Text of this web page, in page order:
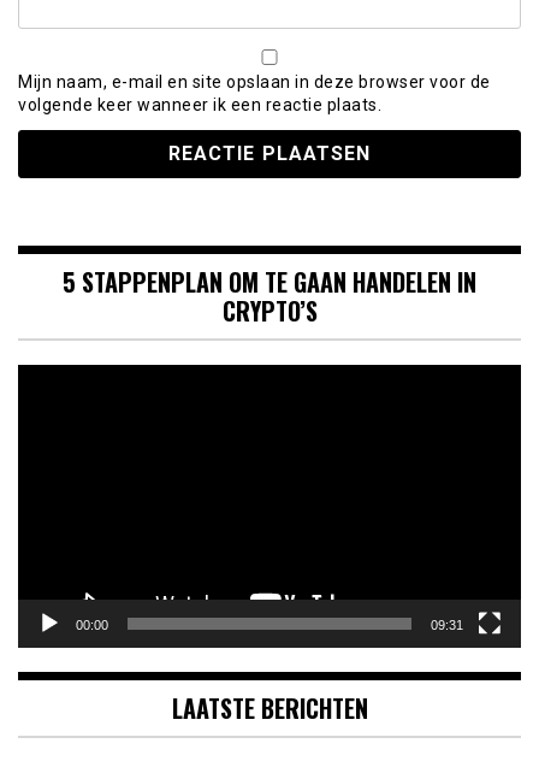
Mijn naam, e-mail en site opslaan in deze browser voor de
volgende keer wanneer ik een reactie plaats.
5 STAPPENPLAN OM TE GAAN HANDELEN IN
CRYPTO’S
00:00 09:31
LAATSTE BERICHTEN